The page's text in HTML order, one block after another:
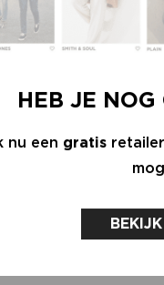
HEB JE NOG
nu een gratisretailer
ook op
jaar geleden voor
ze in de
Dat is wel
maar voor dit